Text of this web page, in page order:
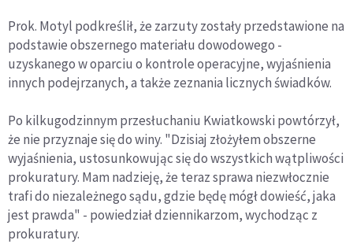
Prok. Motyl podkreślił, że zarzuty zostały przedstawione na
podstawie obszernego materiału dowodowego -
uzyskanego w oparciu o kontrole operacyjne, wyjaśnienia
innych podejrzanych, a także zeznania licznych świadków.
Po kilkugodzinnym przesłuchaniu Kwiatkowski powtórzył,
że nie przyznaje się do winy. "Dzisiaj złożyłem obszerne
wyjaśnienia, ustosunkowując się do wszystkich wątpliwości
prokuratury. Mam nadzieję, że teraz sprawa niezwłocznie
trafi do niezależnego sądu, gdzie będę mógł dowieść, jaka
jest prawda" - powiedział dziennikarzom, wychodząc z
prokuratury.